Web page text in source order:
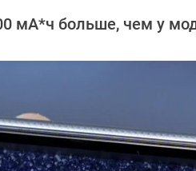
мА*ч больше, чем у